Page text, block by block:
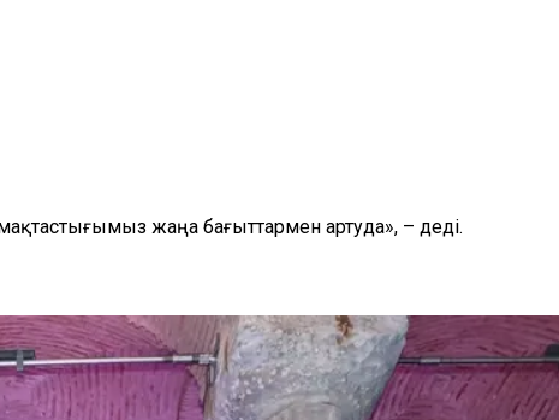
жаңа бағыттармен артуда», – деді.